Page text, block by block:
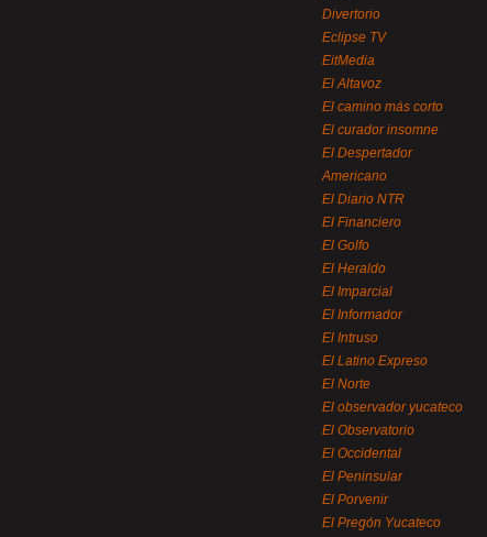
Divertorio
Eclipse TV
EitMedia
El Altavoz
El camino más corto
El curador insomne
El Despertador
Americano
El Diario NTR
El Financiero
El Golfo
El Heraldo
El Imparcial
El Informador
El Intruso
El Latino Expreso
El Norte
El observador yucateco
El Observatorio
El Occidental
El Peninsular
El Porvenir
El Pregón Yucateco